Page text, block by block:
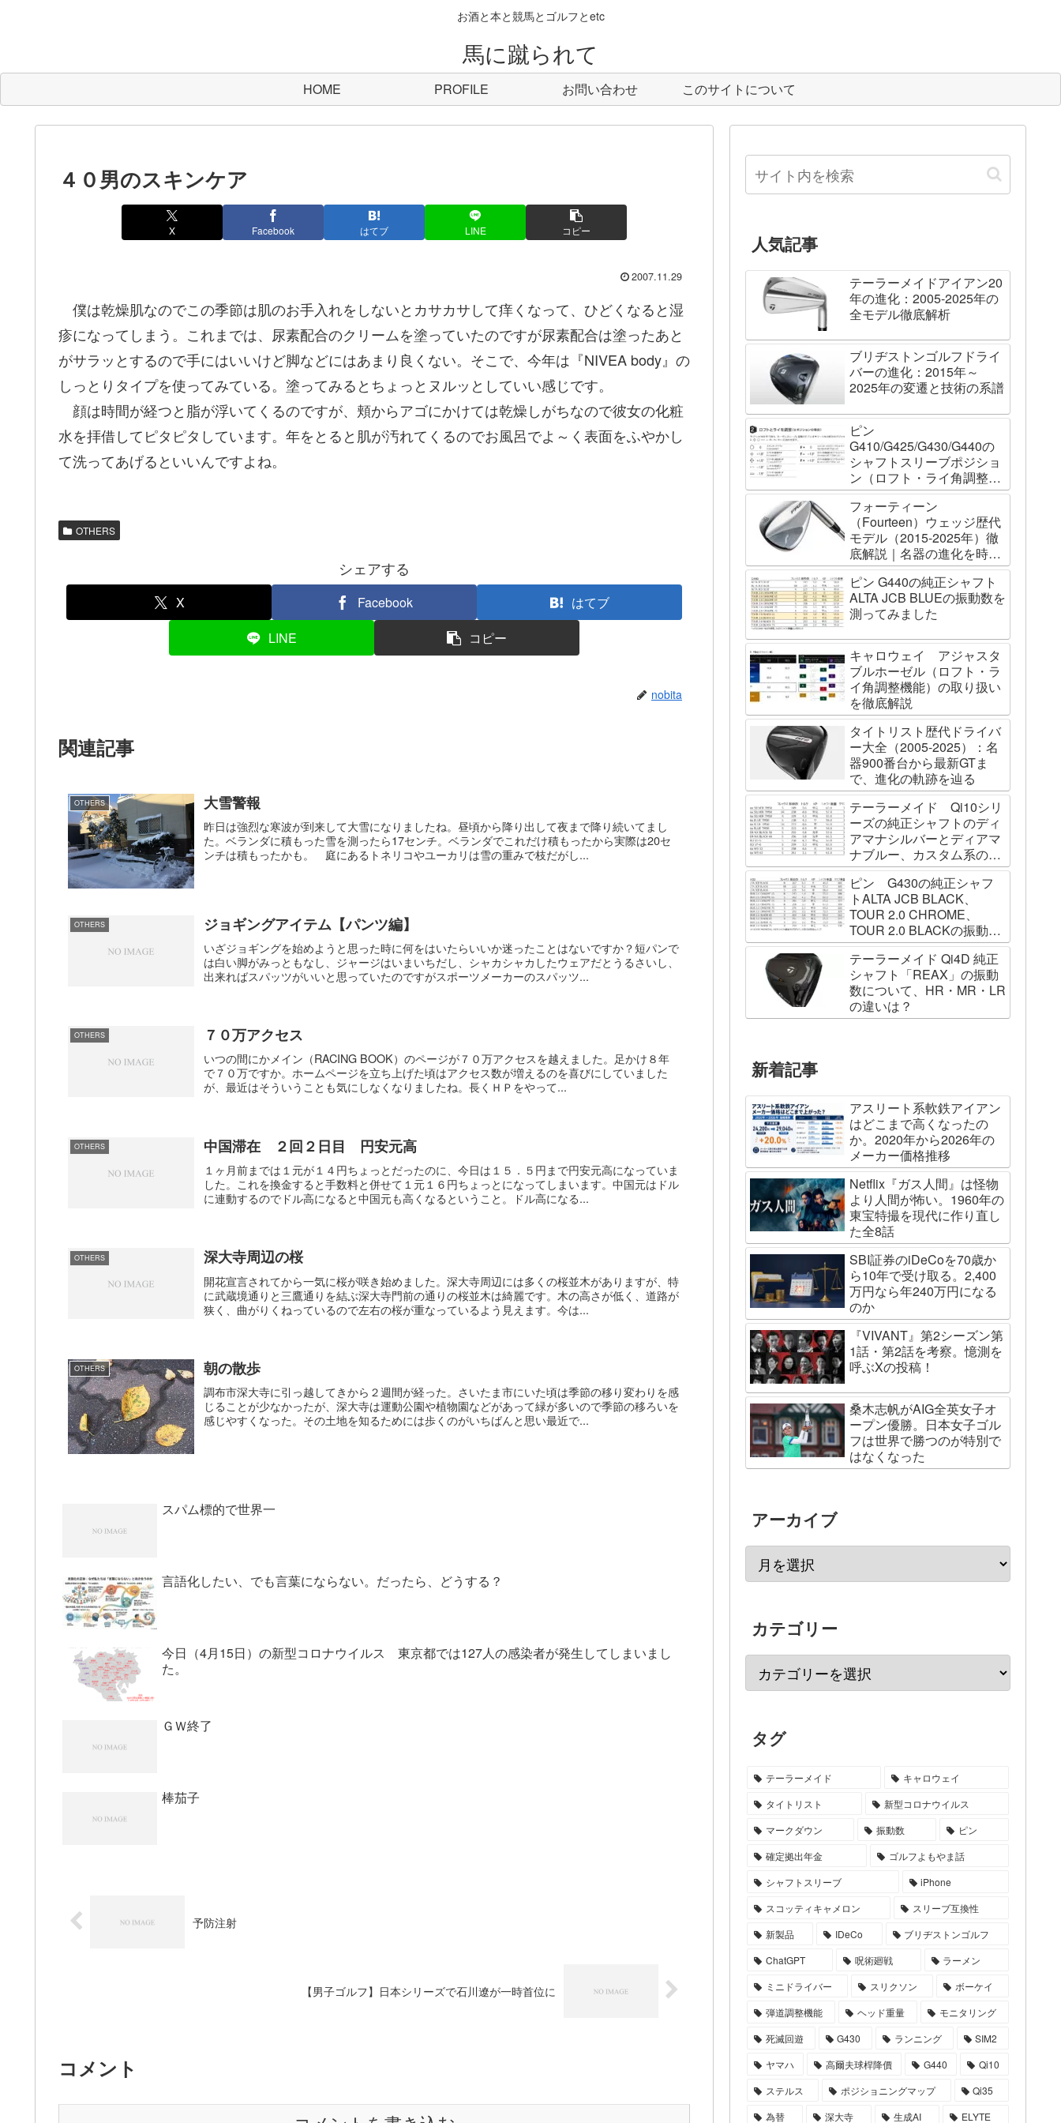
お酒と本と競馬とゴルフとetc
馬に蹴られて
HOME PROFILE お問い合わせ このサイトについて
４０男のスキンケア
X Facebook はてブ LINE コピー
2007.11.29
僕は乾燥肌なのでこの季節は肌のお手入れをしないとカサカサして痒くなって、ひどくなると湿
疹になってしまう。これまでは、尿素配合のクリームを塗っていたのですが尿素配合は塗ったあと
がサラッとするので手にはいいけど脚などにはあまり良くない。そこで、今年は『NIVEA body』の
しっとりタイプを使ってみている。塗ってみるとちょっとヌルッとしていい感じです。
顔は時間が経つと脂が浮いてくるのですが、頬からアゴにかけては乾燥しがちなので彼女の化粧
水を拝借してピタピタしています。年をとると肌が汚れてくるのでお風呂でよ～く表面をふやかし
て洗ってあげるといいんですよね。
OTHERS
シェアする
X Facebook
はてブ
LINE
コピー
nobita
関連記事
OTHERS 大雪警報
昨日は強烈な寒波が到来して大雪になりましたね。昼頃から降り出して夜まで降り続いてまし
た。ベランダに積もった雪を測ったら17センチ。ベランダでこれだけ積もったから実際は20セ
ンチは積もったかも。 庭にあるトネリコやユーカリは雪の重みで枝だがし...
OTHERS ジョギングアイテム【パンツ編】
いざジョギングを始めようと思った時に何をはいたらいいか迷ったことはないですか？短パンで
は白い脚がみっともなし、ジャージはいまいちだし、シャカシャカしたウェアだとうるさいし、
出来ればスパッツがいいと思っていたのですがスポーツメーカーのスパッツ...
OTHERS ７０万アクセス
いつの間にかメイン（RACING BOOK）のページが７０万アクセスを越えました。足かけ８年
で７０万ですか。ホームページを立ち上げた頃はアクセス数が増えるのを喜びにしていました
が、最近はそういうことも気にしなくなりましたね。長くＨＰをやって...
OTHERS 中国滞在 ２回２日目 円安元高
１ヶ月前までは１元が１４円ちょっとだったのに、今日は１５．５円まで円安元高になっていま
した。これを換金すると手数料と併せて１元１６円ちょっとになってしまいます。中国元はドル
に連動するのでドル高になると中国元も高くなるということ。ドル高になる...
OTHERS 深大寺周辺の桜
開花宣言されてから一気に桜が咲き始めました。深大寺周辺には多くの桜並木がありますが、特
に武蔵境通りと三鷹通りを結ぶ深大寺門前の通りの桜並木は綺麗です。木の高さが低く、道路が
狭く、曲がりくねっているので左右の桜が重なっているよう見えます。今は...
OTHERS 朝の散歩
調布市深大寺に引っ越してきから２週間が経った。さいたま市にいた頃は季節の移り変わりを感
じることが少なかったが、深大寺は運動公園や植物園などがあって緑が多いので季節の移ろいを
感じやすくなった。その土地を知るためには歩くのがいちばんと思い最近で...
スパム標的で世界一
言語化したい、でも言葉にならない。だったら、どうする？
今日（4月15日）の新型コロナウイルス 東京都では127人の感染者が発生してしまいまし
た。
ＧＷ終了
棒茄子
予防注射
【男子ゴルフ】日本シリーズで石川遼が一時首位に
コメント
人気記事
テーラーメイドアイアン20
年の進化：2005-2025年の
全モデル徹底解析
ブリヂストンゴルフドライ
バーの進化：2015年～
2025年の変遷と技術の系譜
ピン
G410/G425/G430/G440の
シャフトスリーブポジショ
ン（ロフト・ライ角調整機
能）について
フォーティーン
（Fourteen）ウェッジ歴代
モデル（2015-2025年）徹
底解説｜名器の進化を時系
列で辿る
ピン G440の純正シャフト
ALTA JCB BLUEの振動数を
測ってみました
キャロウェイ アジャスタ
ブルホーゼル（ロフト・ラ
イ角調整機能）の取り扱い
を徹底解説
タイトリスト歴代ドライバ
ー大全（2005-2025）：名
器900番台から最新GTま
で、進化の軌跡を辿る
テーラーメイド Qi10シリ
ーズの純正シャフトのディ
アマナシルバーとディアマ
ナブルー、カスタム系の
SPEEDER NK BLACK、
TOUR AD VF、Diamana
WBの振動数を測ってみた
ピン G430の純正シャフ
トALTA JCB BLACK、
TOUR 2.0 CHROME、
TOUR 2.0 BLACKの振動数
を測ってみました
テーラーメイド Qi4D 純正
シャフト「REAX」の振動
数について、HR・MR・LR
の違いは？
新着記事
アスリート系軟鉄アイアン
はどこまで高くなったの
か。2020年から2026年の
メーカー価格推移
Netflix『ガス人間』は怪物
より人間が怖い。1960年の
東宝特撮を現代に作り直し
た全8話
SBI証券のiDeCoを70歳か
ら10年で受け取る。2,400
万円なら年240万円になる
のか
『VIVANT』第2シーズン第
1話・第2話を考察。憶測を
呼ぶXの投稿！
桑木志帆がAIG全英女子オ
ープン優勝。日本女子ゴル
フは世界で勝つのが特別で
はなくなった
アーカイブ
カテゴリー
タグ
テーラーメイド
キャロウェイ
タイトリスト
新型コロナウイルス
マークダウン
振動数
ピン
確定拠出年金
ゴルフよもやま話
シャフトスリーブ
iPhone
スコッティキャメロン
スリーブ互換性
新製品
IDeCo
ブリヂストンゴルフ
ChatGPT
呪術廻戦
ラーメン
ミニドライバー
スリクソン
ボーケイ
弾道調整機能
ヘッド重量
モニタリング
死滅回遊
G430 ランニング
SIM2
ヤマハ
高爾夫球桿降價 G440
Qi10
ステルス
ポジショニングマップ
Qi35
為替
深大寺 生成AI
ELYTE